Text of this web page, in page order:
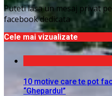
Puteti lasa un mesaj privat pe
facebook dedicata
Cele mai vizualizate
10 motive care te pot
“Ghepardul”